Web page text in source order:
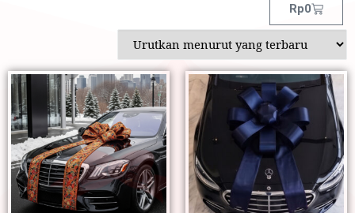
Rp0